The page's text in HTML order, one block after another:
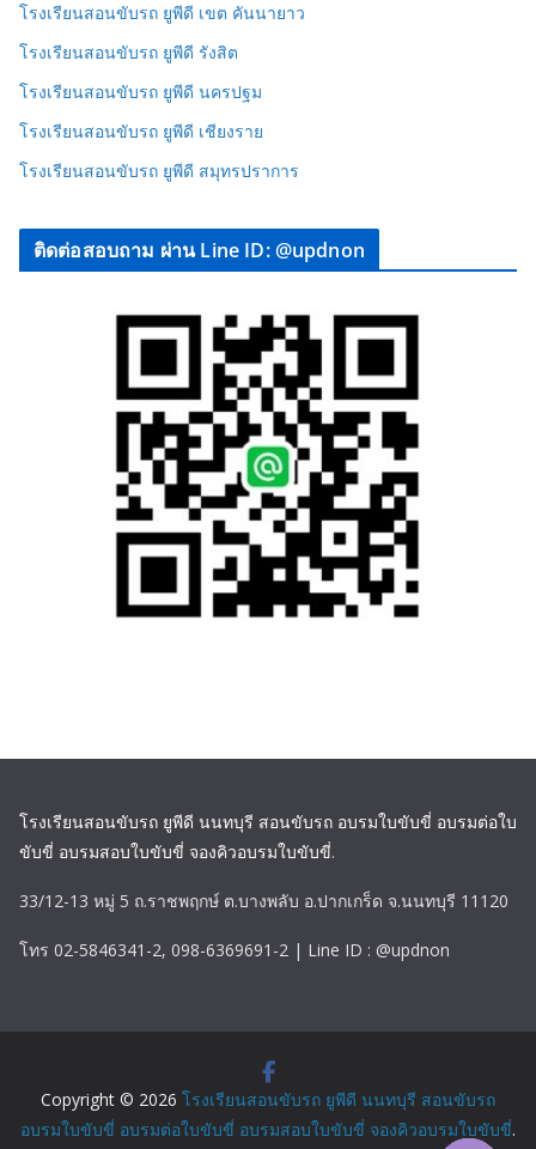
โรงเรียนสอนขับรถ ยูพีดี เขต คันนายาว
โรงเรียนสอนขับรถ ยูพีดี รังสิต
โรงเรียนสอนขับรถ ยูพีดี นครปฐม
โรงเรียนสอนขับรถ ยูพีดี เชียงราย
โรงเรียนสอนขับรถ ยูพีดี สมุทรปราการ
ติดต่อสอบถาม ผ่าน Line ID: @updnon
โรงเรียนสอนขับรถ ยูพีดี นนทบุรี สอนขับรถ อบรมใบขับขี่ อบรมต่อใบ
ขับขี่ อบรมสอบใบขับขี่ จองคิวอบรมใบขับขี่.
33/12-13 หมู่ 5 ถ.ราชพฤกษ์ ต.บางพลับ อ.ปากเกร็ด จ.นนทบุรี 11120
โทร 02-5846341-2, 098-6369691-2 | Line ID : @updnon
Copyright © 2026 โรงเรียนสอนขับรถ ยูพีดี นนทบุรี สอนขับรถ
อบรมใบขับขี่ อบรมต่อใบขับขี่ อบรมสอบใบขับขี่ จองคิวอบรมใบขับขี่.